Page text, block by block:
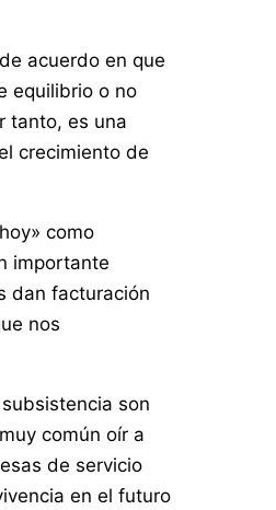
acuerdo en que
equilibrio o no
tanto, es una
crecimiento de
como
importante
dan facturación
nos
son
común oír a
de servicio
en el futuro